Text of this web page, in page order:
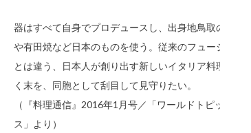
器はすべて自身でプロデュースし、出身地鳥取の窯元
や有田焼など日本のものを使う。従来のフュージョン
とは違う、日本人が創り出す新しいイタリア料理の行
く末を、同胞として刮目して見守りたい。
（『料理通信』2016年1月号／「ワールドトピック
ス」より）